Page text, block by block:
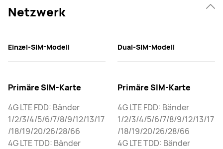
Netzwerk
Einzel-SIM-Modell
Primäre SIM-Karte
4G LTE FDD: Bänder
1/2/3/4/5/6/7/8/9/12/13/17
/18/19/20/26/28/66
4G LTE TDD: Bänder
Dual-SIM-Modell
Primäre SIM-Karte
4G LTE FDD: Bänder
1/2/3/4/5/6/7/8/9/12/13/17
/18/19/20/26/28/66
4G LTE TDD: Bänder